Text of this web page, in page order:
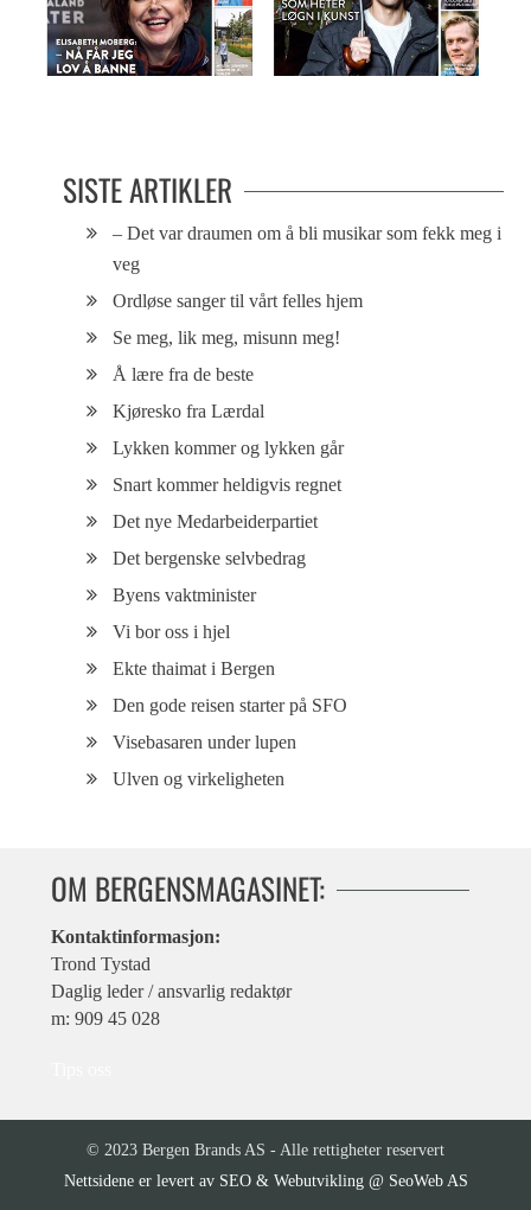
SISTE ARTIKLER
– Det var draumen om å bli musikar som fekk meg i
veg
Ordløse sanger til vårt felles hjem
Se meg, lik meg, misunn meg!
Å lære fra de beste
Kjøresko fra Lærdal
Lykken kommer og lykken går
Snart kommer heldigvis regnet
Det nye Medarbeiderpartiet
Det bergenske selvbedrag
Byens vaktminister
Vi bor oss i hjel
Ekte thaimat i Bergen
Den gode reisen starter på SFO
Visebasaren under lupen
Ulven og virkeligheten
OM BERGENSMAGASINET:
Kontaktinformasjon:
Trond Tystad
Daglig leder / ansvarlig redaktør
m: 909 45 028
© 2023 Bergen Brands AS - Alle rettigheter reservert
Nettsidene er levert av SEO & Webutvikling @ SeoWeb AS